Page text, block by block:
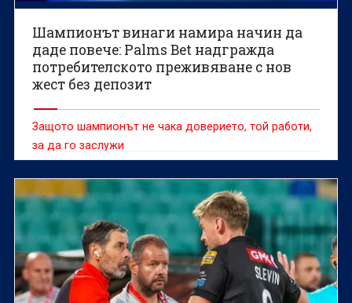
Шампионът винаги намира начин да
даде повече: Palms Bet надгражда
потребителското преживяване с нов
жест без депозит
Защото шампионът не чака доверието, той работи,
за да го заслужи